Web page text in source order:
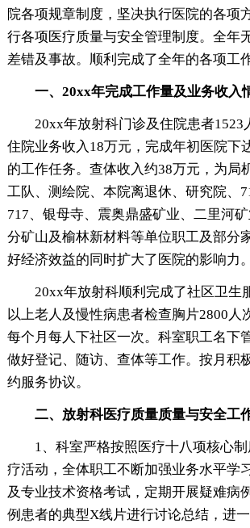
院各项规章制度，坚决执行医院的各项
行各项医疗质量与安全管理制度。全年
差错及事故。顺利完成了全年的各项工
一、20xx年完成工作量及业务收入
20xx年放射科门诊及住院患者1523
住院业务收入18万元，完成年初医院下
的工作任务。查体收入约38万元，为局
工队、测绘院、本院离退休、研究院、
717、银母寺、震奥鼎盛矿业、二里河
分矿山及榆林新材料等单位职工及部分
好经济效益的同时扩大了医院的影响力。
20xx年放射科顺利完成了社区卫生
以上老人及慢性病患者检查胸片2800人
每个月每人下社区一次。科室职工名下
做好登记、随访、查体等工作。按月积
约服务协议。
二、放射科医疗质量质量与安全工
1、科室严格按照医疗十八项核心
疗活动，全体职工不断加强业务水平学
及专业技术资格考试，定期开展疑难病
例患者的典型X线片进行讨论总结，进